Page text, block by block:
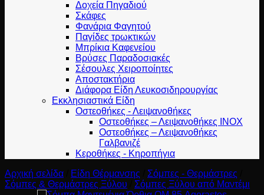
Δοχεία Πηγαδιού
Σκάφες
Φανάρια Φαγητού
Παγίδες τρωκτικών
Μπρίκια Καφενείου
Βρύσες Παραδοσιακές
Σέσουλες Χειροποίητες
Αποστακτήρια
Διάφορα Είδη Λευκοσιδηρουργίας
Εκκλησιαστικά Είδη
Οστεοθήκες - Λειψανοθήκες
Οστεοθήκες – Λειψανοθήκες INOX
Οστεοθήκες – Λειψανοθήκες
Γαλβανιζέ
Κεροθήκες - Κηροπήγια
Αρχική σελίδα
Είδη Θέρμανσης Σόμπες - Θερμάστρες
Σόμπες & Θερμάστρες Ξύλου
Σόμπες Ξύλου από Μαντέμι